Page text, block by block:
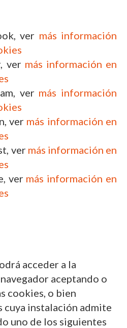
ver más información
ver más información en
ver más información
ver más información en
ver más información en
ver más información en
acceder a la
aceptando o
cookies, o bien
cuya instalación admite
uno de los siguientes